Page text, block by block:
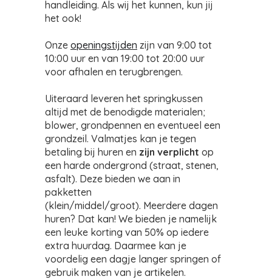
handleiding. Als wij het kunnen, kun jij
het ook!
Onze openingstijden zijn van 9:00 tot
10:00 uur en van 19:00 tot 20:00 uur
voor afhalen en terugbrengen.
Uiteraard leveren het springkussen
altijd met de benodigde materialen;
blower, grondpennen en eventueel een
grondzeil. Valmatjes kan je tegen
betaling bij huren en zijn verplicht op
een harde ondergrond (straat, stenen,
asfalt). Deze bieden we aan in
pakketten
(klein/middel/groot). Meerdere dagen
huren? Dat kan! We bieden je namelijk
een leuke korting van 50% op iedere
extra huurdag. Daarmee kan je
voordelig een dagje langer springen of
gebruik maken van je artikelen.